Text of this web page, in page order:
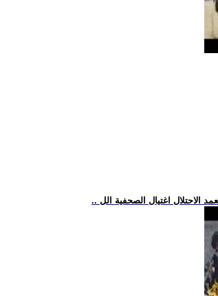
الاحتلال اغتيال الصحفية الل